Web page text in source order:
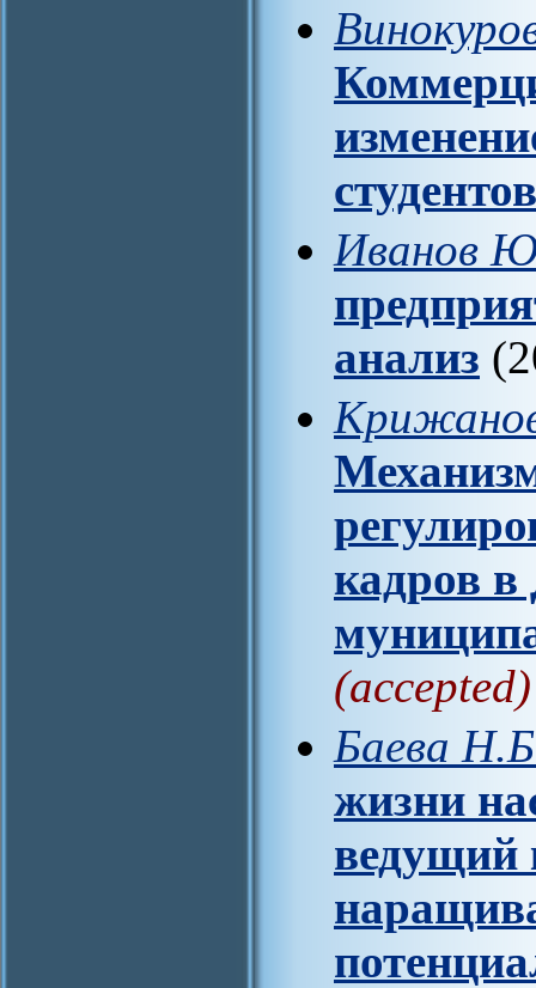
студентов
Иванов
анализ
кадров
(accepted)
Баева
жизни
ведущий